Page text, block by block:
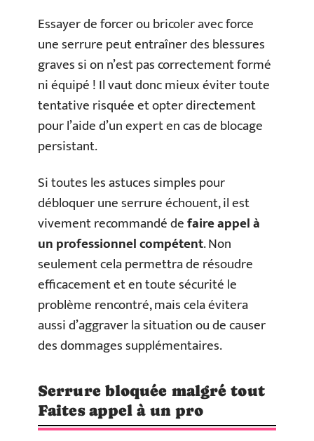
Essayer de forcer ou bricoler avec force
une serrure peut entraîner des blessures
graves si on n’est pas correctement formé
ni équipé ! Il vaut donc mieux éviter toute
tentative risquée et opter directement
pour l’aide d’un expert en cas de blocage
persistant.
Si toutes les astuces simples pour
débloquer une serrure échouent, il est
vivement recommandé defaire appel à
un professionnel compétent. Non
seulement cela permettra de résoudre
efficacement et en toute sécurité le
problème rencontré, mais cela évitera
aussi d’aggraver la situation ou de causer
des dommages supplémentaires.
Serrure bloquée malgré tout
Faites appel à un pro